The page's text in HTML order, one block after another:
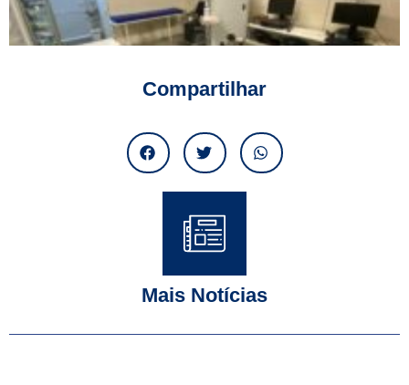
Compartilhar
Mais Notícias